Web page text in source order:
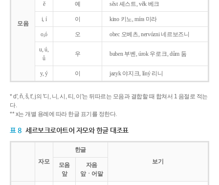
모음
ě 예 sěst 셰스트, věk 베크
i, í 이 kino 키노, míra 미라
o,ó 오 obec 오베츠, nervózni 네르보즈니
u, ú,
ů
우 buben 부벤, úrok 우로크, dům 둠
y, ý 이 jazyk야지크, líný 리니
* d', ň, š, t', j의 '디, 니, 시, 티, 이'는 뒤따르는 모음과 결합할 때 합쳐서 1 음절로 적는
다.
** x는 개별 용례에 따라 한글 표기를 정한다.
표 8 세르보크로아트어 자모와 한글 대조표
자모
한글
보기
모음
앞
자음
앞ㆍ어말